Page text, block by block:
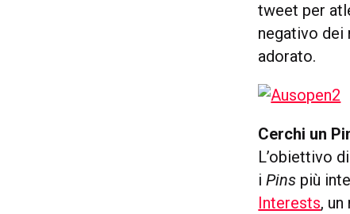
tweet per
negativo dei
adorato.
Cerchi un
L’obiettivo
iPins più
Interests,